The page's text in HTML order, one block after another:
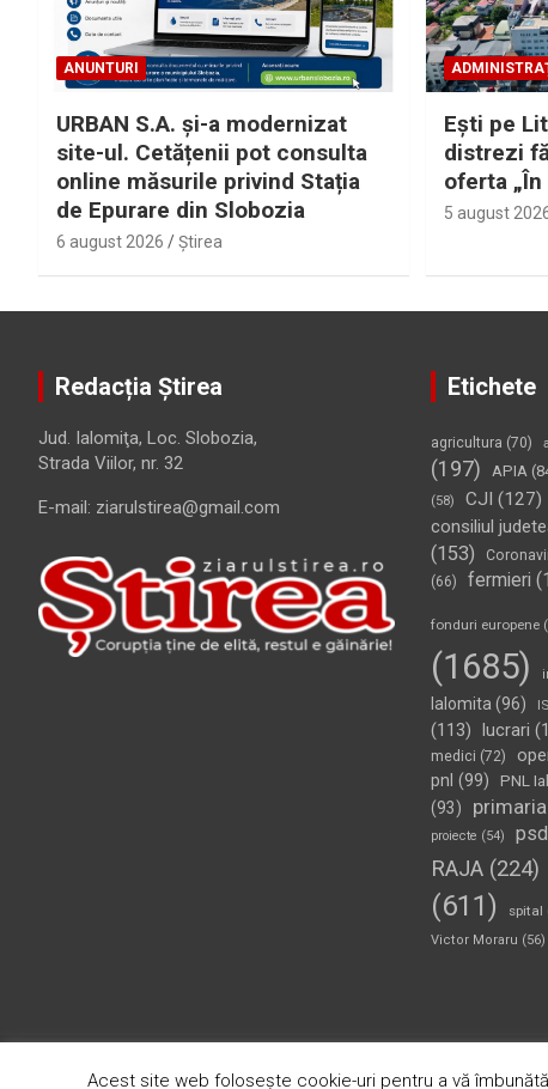
ANUNTURI
URBAN S.A. și-a modernizat
site-ul. Cetățenii pot consulta
online măsurile privind Stația
de Epurare din Slobozia
6 august 2026 Ştirea
Eşti pe
distrezi
oferta
5 august
Redacția Știrea
Jud. Ialomiţa, Loc. Slobozia,
Strada Viilor, nr. 32
E-mail: ziarulstirea@gmail.com
Etichete
agricultura (70)
(197)
APIA
(58)
CJI (127)
consiliul
(153)
(66)
fermieri
fonduri europene
(1685)
Ialomita (96)
(113) lucrari
medici (72)
pnl (99) PNL
(93)
proiecte (54) psd
RAJA(224)
(611)
spital
Victor Moraru (56)
Copyright © 2026Ziarul Știrea Theme by:Theme Horse
Acest site web folosește cookie-uri pentru a vă